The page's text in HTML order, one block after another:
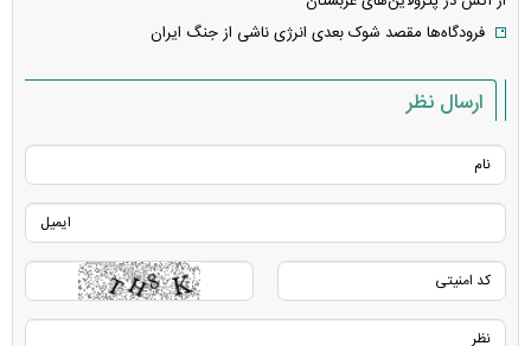
فرودگاه‌ها مقصد شوک بعدی انرژی ناشی از جنگ ایران
ارسال نظر